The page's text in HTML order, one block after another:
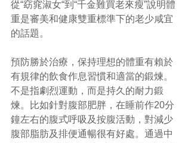
從“窈窕淑女“到“千金難買老來瘦”說明體
重是審美和健康雙重標準下的老少咸宜
的話題。
預防勝於治療，保持理想的體重有賴於
有規律的飲食作息習慣和適當的鍛煉。
不是指劇烈運動，而是持久的耐力鍛
煉。比如針對腹部肥胖，在睡前作20分
鐘左右的腹式呼吸及按腹活動，對減少
腹部脂肪及排便通暢很有好處。通過中